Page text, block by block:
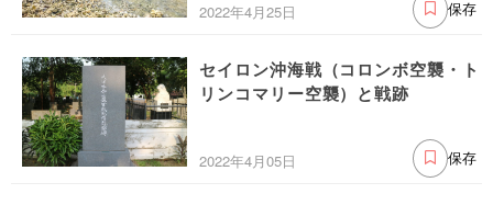
2022年4月25日 保存
セイロン沖海戦（コロンボ空襲・ト
リンコマリー空襲）と戦跡
2022年4月05日 保存